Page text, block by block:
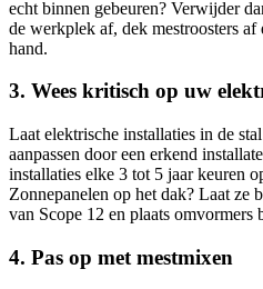
echt binnen gebeuren? Verwijder
de werkplek af, dek mestroosters
hand.
3. Wees kritisch op uw
Laat elektrische installaties in de
aanpassen door een erkend
installaties elke 3 tot 5 jaar keuren
Zonnepanelen op het dak? Laat ze
van Scope 12 en plaats omvormers
4. Pas op met mestmixen